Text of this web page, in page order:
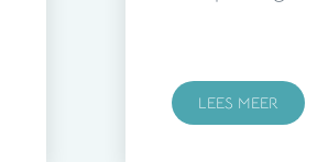
LEES MEER